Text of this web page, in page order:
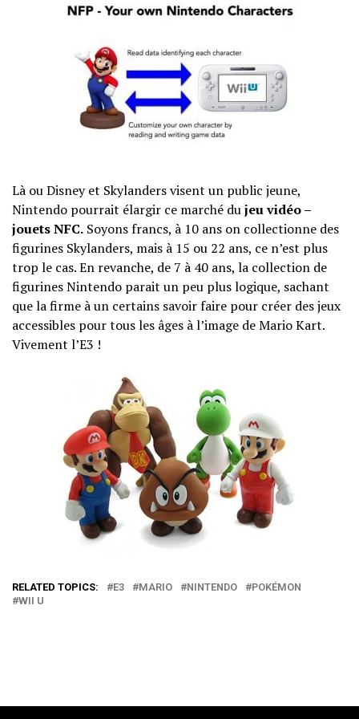
Là ou Disney et Skylanders visent un public jeune,
Nintendo pourrait élargir ce marché dujeu vidéo –
jouets NFC. Soyons francs, à 10 ans on collectionne des
figurines Skylanders, mais à 15 ou 22 ans, ce n’est plus
trop le cas. En revanche, de 7 à 40 ans, la collection de
figurines Nintendo parait un peu plus logique, sachant
que la firme à un certains savoir faire pour créer des jeux
accessibles pour tous les âges à l’image de Mario Kart.
Vivement l’E3 !
RELATED TOPICS: E3 MARIO NINTENDO
POKÉMON
WII U